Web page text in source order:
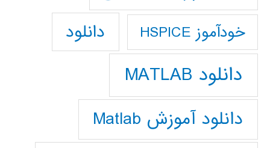
خودآموز HSPICE دانلود
دانلود MATLAB
دانلود آموزش Matlab